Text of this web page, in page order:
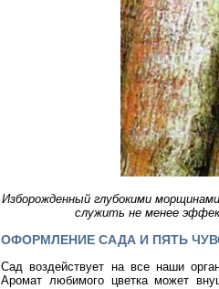
Изборожденный глубокими
служить не менее
ОФОРМЛЕНИЕ САДА И ПЯТЬ
Сад воздействует на все наши
Аромат любимого цветка может